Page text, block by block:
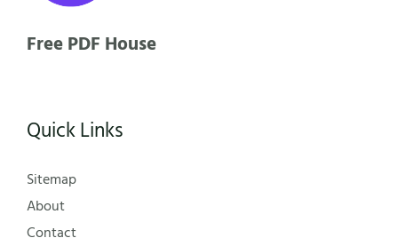
Free PDF House
Quick Links
Sitemap
About
Contact